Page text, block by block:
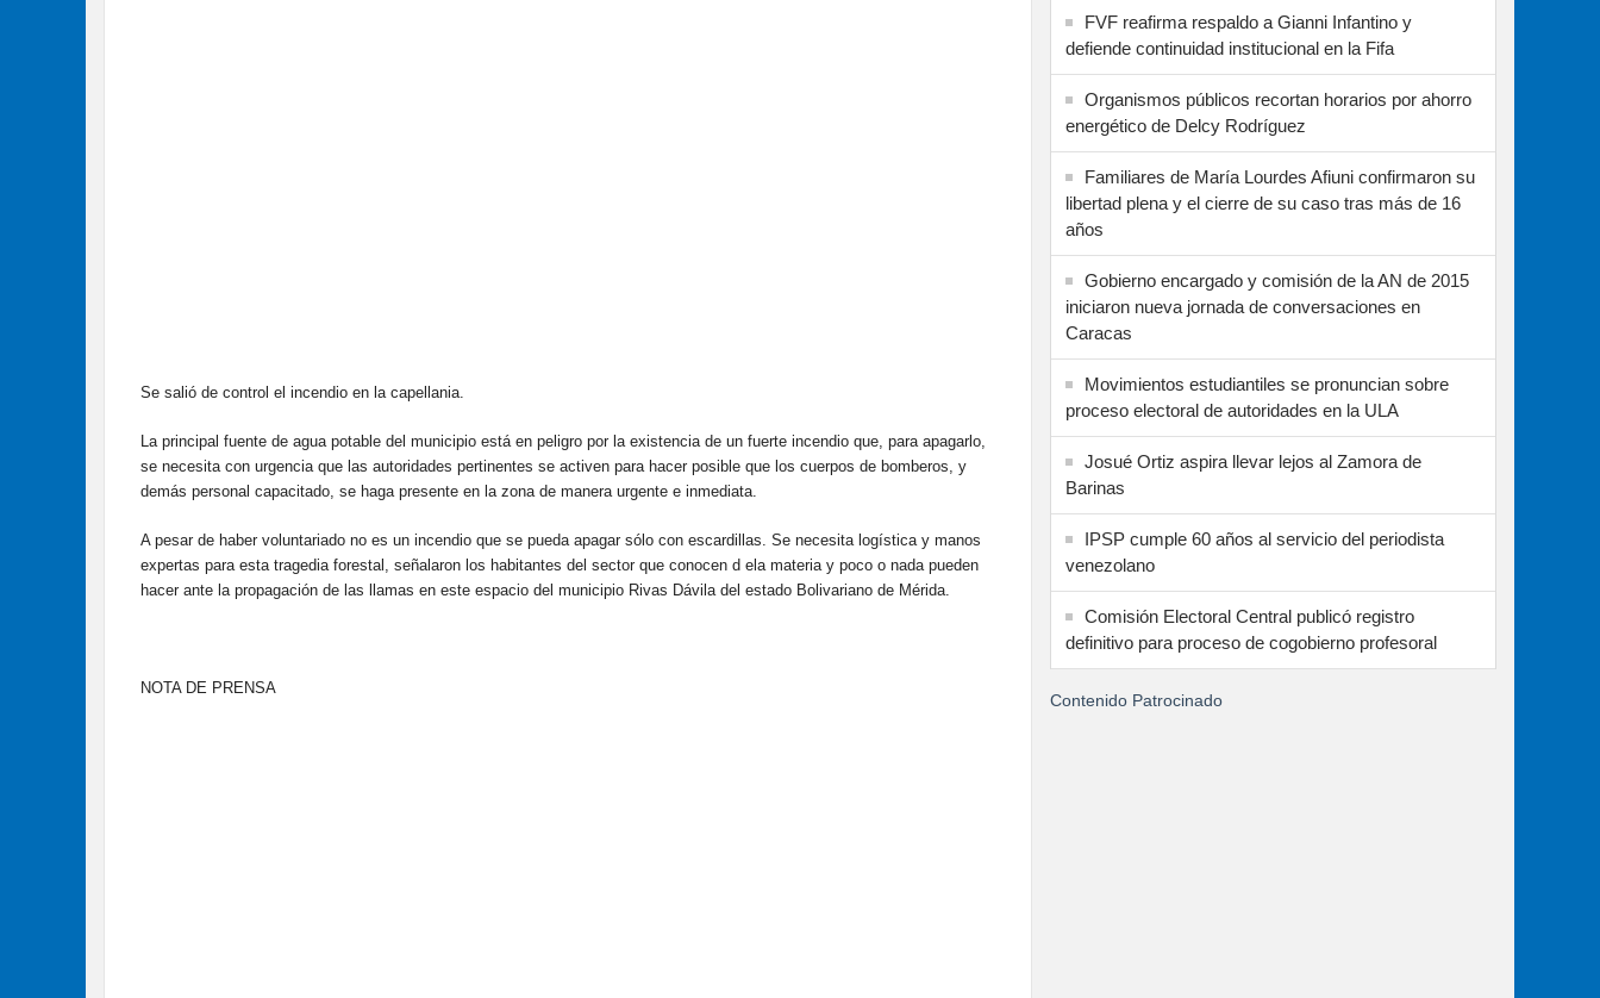
Se salió de control el incendio en la capellania.
La principal fuente de agua potable del municipio está en peligro por la existencia de un fuerte incendio que, para apagarlo,
se necesita con urgencia que las autoridades pertinentes se activen para hacer posible que los cuerpos de bomberos, y
demás personal capacitado, se haga presente en la zona de manera urgente e inmediata.
A pesar de haber voluntariado no es un incendio que se pueda apagar sólo con escardillas. Se necesita logística y manos
expertas para esta tragedia forestal, señalaron los habitantes del sector que conocen d ela materia y poco o nada pueden
hacer ante la propagación de las llamas en este espacio del municipio Rivas Dávila del estado Bolivariano de Mérida.
NOTA DE PRENSA
FVF reafirma respaldo a Gianni Infantino y
defiende continuidad institucional en la Fifa
Organismos públicos recortan horarios por ahorro
energético de Delcy Rodríguez
Familiares de María Lourdes Afiuni confirmaron su
libertad plena y el cierre de su caso tras más de 16
años
Gobierno encargado y comisión de la AN de 2015
iniciaron nueva jornada de conversaciones en
Caracas
Movimientos estudiantiles se pronuncian sobre
proceso electoral de autoridades en la ULA
Josué Ortiz aspira llevar lejos al Zamora de
Barinas
IPSP cumple 60 años al servicio del periodista
venezolano
Comisión Electoral Central publicó registro
definitivo para proceso de cogobierno profesoral
Contenido Patrocinado